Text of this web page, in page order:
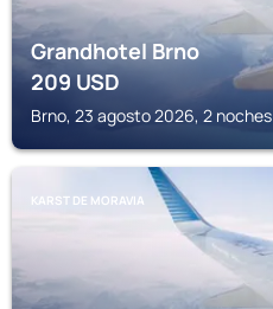
Grandhotel Brno
209USD
Brno, 23 agosto 2026, 2 noches
KARST DE MORAVIA